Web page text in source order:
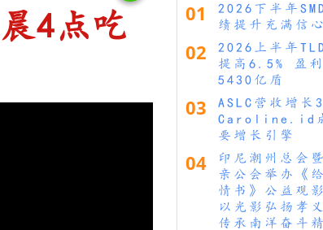
4点吃
01
2026下半年
绩提升充满信心
02
2026上半年
提高6.5% 盈利
5430亿
03
ASLC营收增长
Caroline.id
要增长引擎
04
印尼潮州总会
亲公会举办《
情书》公益观
以光影弘扬孝
传承南洋奋斗